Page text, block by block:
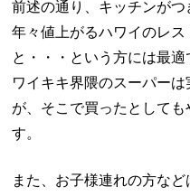
前述の通り、キッチンがつ
年々値上がるハワイのレ
と・・・という方には最適
ワイキキ界隈のスーパー
が、そこで買ったとして
す。
また、お子様連れの方な